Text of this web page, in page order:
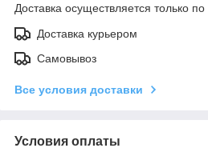
Доставка осуществляется только по
Доставка курьером
Самовывоз
Все условия доставки
Условия оплаты